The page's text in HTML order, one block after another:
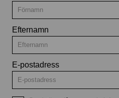
Efternamn
E-postadress